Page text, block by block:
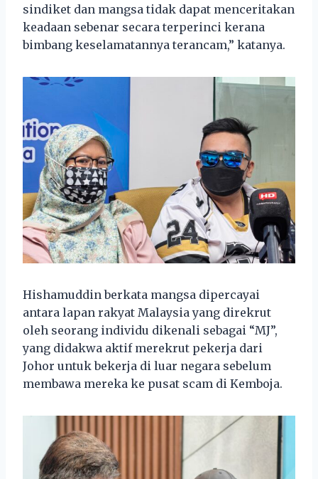
sindiket dan mangsa tidak dapat menceritakan
keadaan sebenar secara terperinci kerana
bimbang keselamatannya terancam,” katanya.
Hishamuddin berkata mangsa dipercayai
antara lapan rakyat Malaysia yang direkrut
oleh seorang individu dikenali sebagai “MJ”,
yang didakwa aktif merekrut pekerja dari
Johor untuk bekerja di luar negara sebelum
membawa mereka ke pusat scam di Kemboja.